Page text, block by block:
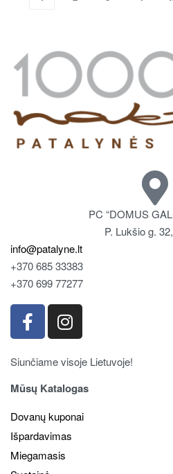
PC “DOMUS
P. Lukšio g.
info@patalyne.lt
+370 685 33383
+370 699 77277
Siunčiame visoje Lietuvoje!
Mūsų Katalogas
Dovanų kuponai
Išpardavimas
Miegamasis